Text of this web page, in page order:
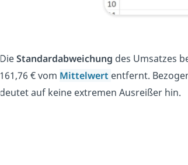
DieStandardabweichung des Umsatzes
161,76 € vom Mittelwert entfernt.
deutet auf keine extremen Ausreißer hin.